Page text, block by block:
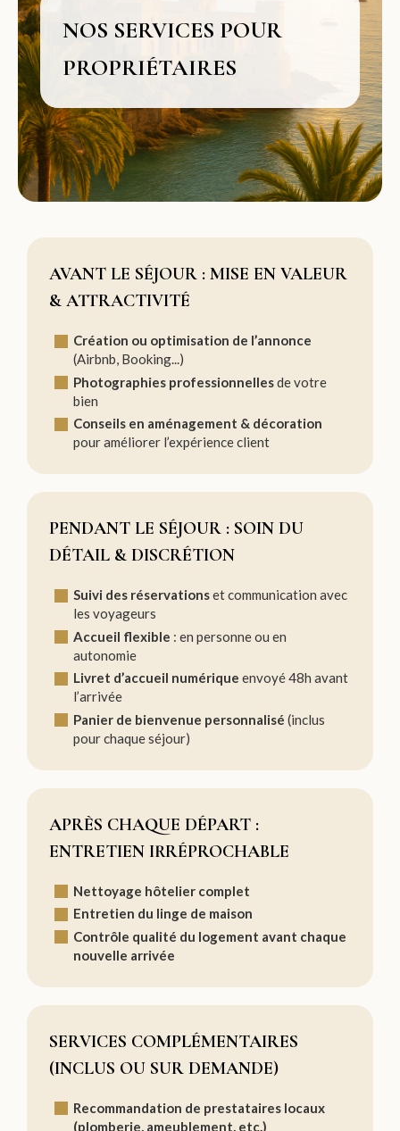
NOS SERVICES POUR
PROPRIÉTAIRES
AVANT LE SÉJOUR : MISE EN VALEUR
& ATTRACTIVITÉ
Création ou optimisation de l’annonce
(Airbnb, Booking...)
Photographies professionnellesde votre
bien
Conseils en aménagement & décoration
pour améliorer l’expérience client
PENDANT LE SÉJOUR : SOIN DU
DÉTAIL & DISCRÉTION
Suivi des réservationset communication avec
les voyageurs
Accueil flexible : en personne ou en
autonomie
Livret d’accueil numérique envoyé 48h avant
l’arrivée
Panier de bienvenue personnalisé (inclus
pour chaque séjour)
APRÈS CHAQUE DÉPART :
ENTRETIEN IRRÉPROCHABLE
Nettoyage hôtelier complet
Entretien du linge de maison
Contrôle qualité du logement avant chaque
nouvelle arrivée
SERVICES COMPLÉMENTAIRES
(INCLUS OU SUR DEMANDE)
Recommandation de prestataires locaux
(plomberie, ameublement, etc.)